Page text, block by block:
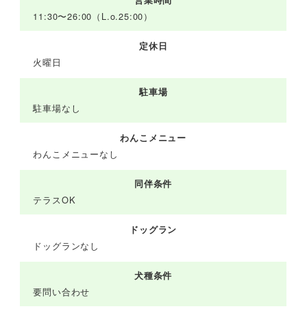
11:30〜26:00（L.o.25:00）
定休日
火曜日
駐車場
駐車場なし
わんこメニュー
わんこメニューなし
同伴条件
テラスOK
ドッグラン
ドッグランなし
犬種条件
要問い合わせ